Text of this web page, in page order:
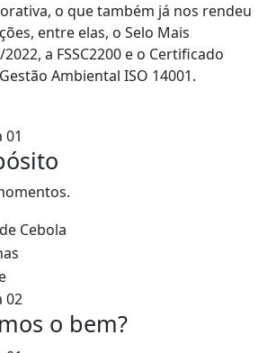
o que também já nos rendeu
entre elas, o Selo Mais
a FSSC2200 e o Certificado
Ambiental ISO 14001.
o bem?